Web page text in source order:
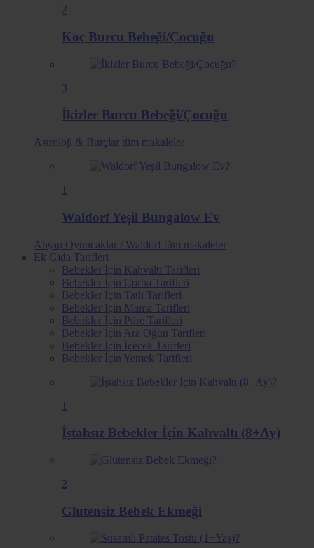
2
Koç Burcu Bebeği/Çocuğu
3
İkizler Burcu Bebeği/Çocuğu
Astroloji & Burçlar tüm makaleler
1
Waldorf Yeşil Bungalow Ev
Ahşap Oyuncaklar / Waldorf tüm makaleler
Ek Gıda Tarifleri
Bebekler İçin Kahvaltı Tarifleri
Bebekler İçin Çorba Tarifleri
Bebekler İçin Tatlı Tarifleri
Bebekler İçin Mama Tarifleri
Bebekler İçin Püre Tarifleri
Bebekler İçin Ara Öğün Tarifleri
Bebekler İçin İçecek Tarifleri
Bebekler İçin Yemek Tarifleri
1
İştahsız Bebekler İçin Kahvaltı (8+Ay)
2
Glutensiz Bebek Ekmeği